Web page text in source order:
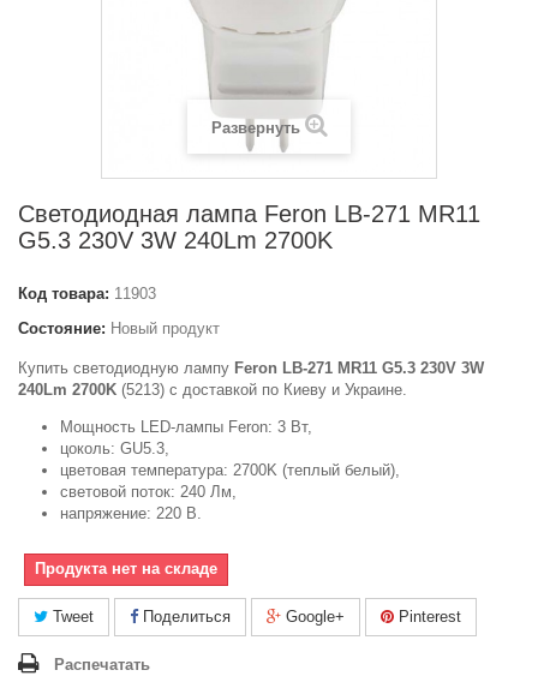
Развернуть
Светодиодная лампа Feron LB-271 MR11
G5.3 230V 3W 240Lm 2700K
Код товара: 11903
Состояние: Новый продукт
Купить светодиодную лампу Feron LB-271 MR11 G5.3 230V 3W
240Lm 2700K (5213) с доставкой по Киеву и Украине.
Мощность LED-лампы Feron: 3 Вт,
цоколь: GU5.3,
цветовая температура: 2700K (теплый белый),
световой поток: 240 Лм,
напряжение: 220 В.
Продукта нет на складе
Tweet Поделиться Google+ Pinterest
Распечатать